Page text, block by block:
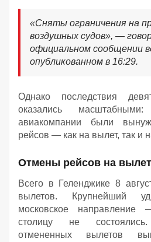
«Сняты ограничения на
воздушных судов», —
официальном сообщении
опубликованном в 16:29.
Однако последствия
оказались
авиакомпании были
рейсов — как на вылет, так и
Отмены рейсов на вылет
Всего в Геленджике 8
вылетов. Крупнейший
московское
столицу не
отмененных вылетов